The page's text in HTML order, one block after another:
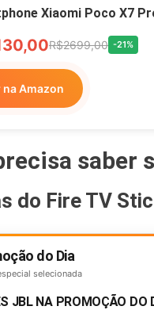
Xiaomi Poco X7
R$2699,00 -21%
na Amazon
saber
do Fire TV
do Dia
selecionada
JBL NA PROMOÇÃO DO